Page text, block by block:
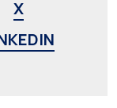
X